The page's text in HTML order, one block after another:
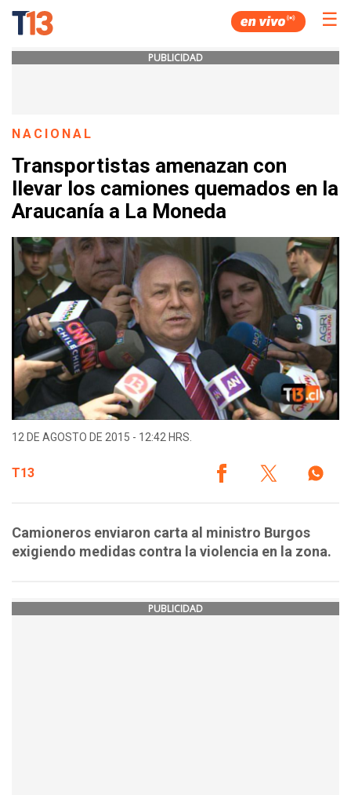
☰
PUBLICIDAD
NACIONAL
Transportistas amenazan con
llevar los camiones quemados en la
Araucanía a La Moneda
12 DE AGOSTO DE 2015 - 12:42 HRS.
T13
Camioneros enviaron carta al ministro Burgos
exigiendo medidas contra la violencia en la zona.
PUBLICIDAD